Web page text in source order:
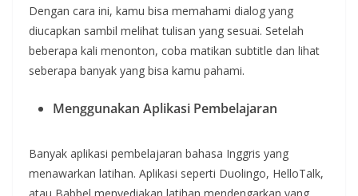
Dengan cara ini, kamu bisa memahami dialog yang
diucapkan sambil melihat tulisan yang sesuai. Setelah
beberapa kali menonton, coba matikan subtitle dan lihat
seberapa banyak yang bisa kamu pahami.
Menggunakan Aplikasi Pembelajaran
Banyak aplikasi pembelajaran bahasa Inggris yang
menawarkan latihan. Aplikasi seperti Duolingo, HelloTalk,